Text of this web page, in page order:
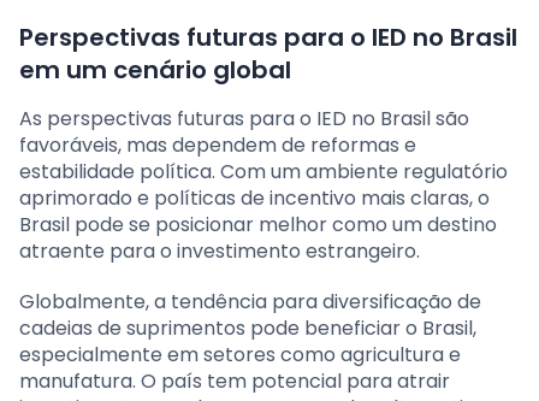
Perspectivas futuras para o IED no Brasil
em um cenário global
As perspectivas futuras para o IED no Brasil são
favoráveis, mas dependem de reformas e
estabilidade política. Com um ambiente regulatório
aprimorado e políticas de incentivo mais claras, o
Brasil pode se posicionar melhor como um destino
atraente para o investimento estrangeiro.
Globalmente, a tendência para diversificação de
cadeias de suprimentos pode beneficiar o Brasil,
especialmente em setores como agricultura e
manufatura. O país tem potencial para atrair